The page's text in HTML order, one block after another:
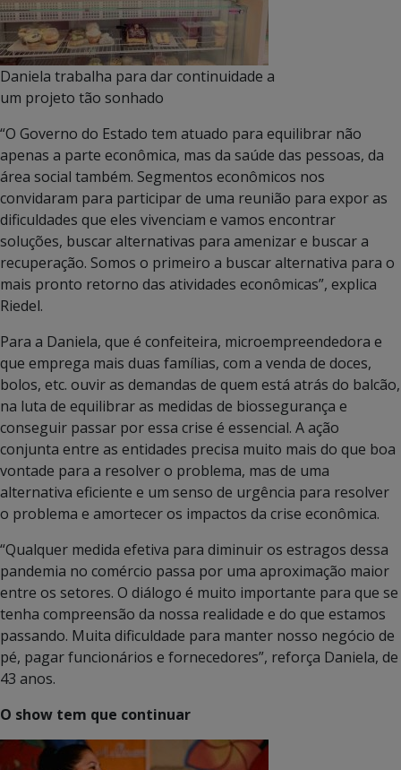
Daniela trabalha para dar continuidade a
um projeto tão sonhado
“O Governo do Estado tem atuado para equilibrar não
apenas a parte econômica, mas da saúde das pessoas, da
área social também. Segmentos econômicos nos
convidaram para participar de uma reunião para expor as
dificuldades que eles vivenciam e vamos encontrar
soluções, buscar alternativas para amenizar e buscar a
recuperação. Somos o primeiro a buscar alternativa para o
mais pronto retorno das atividades econômicas”, explica
Riedel.
Para a Daniela, que é confeiteira, microempreendedora e
que emprega mais duas famílias, com a venda de doces,
bolos, etc. ouvir as demandas de quem está atrás do balcão,
na luta de equilibrar as medidas de biossegurança e
conseguir passar por essa crise é essencial. A ação
conjunta entre as entidades precisa muito mais do que boa
vontade para a resolver o problema, mas de uma
alternativa eficiente e um senso de urgência para resolver
o problema e amortecer os impactos da crise econômica.
“Qualquer medida efetiva para diminuir os estragos dessa
pandemia no comércio passa por uma aproximação maior
entre os setores. O diálogo é muito importante para que se
tenha compreensão da nossa realidade e do que estamos
passando. Muita dificuldade para manter nosso negócio de
pé, pagar funcionários e fornecedores”, reforça Daniela, de
43 anos.
O show tem que continuar